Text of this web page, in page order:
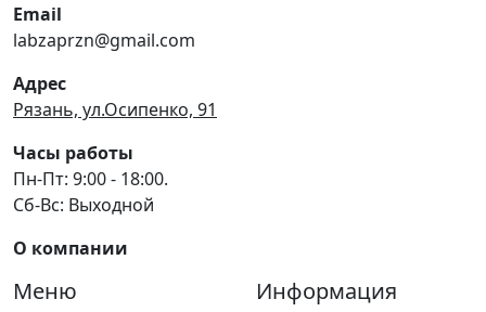
Email
labzaprzn@gmail.com
Адрес
Рязань, ул.Осипенко, 91
Часы работы
Пн-Пт: 9:00 - 18:00.
Сб-Вс: Выходной
О компании
Меню Информация